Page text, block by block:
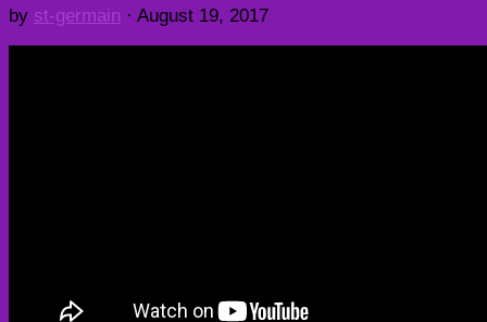
by st-germain · August 19, 2017